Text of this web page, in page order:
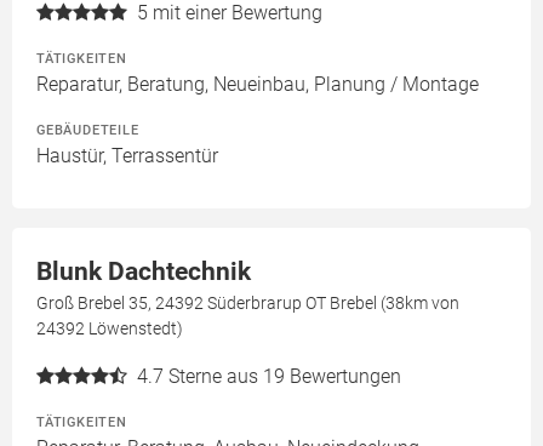
5 mit einer Bewertung
TÄTIGKEITEN
Reparatur, Beratung, Neueinbau, Planung / Montage
GEBÄUDETEILE
Haustür, Terrassentür
Blunk Dachtechnik
Groß Brebel 35, 24392 Süderbrarup OT Brebel (38km von
24392 Löwenstedt)
4.7 Sterne aus 19 Bewertungen
TÄTIGKEITEN